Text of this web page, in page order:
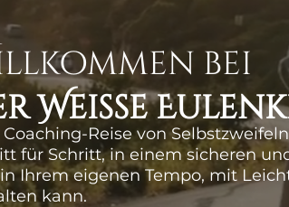
bei
Weiße
Coaching-Reise von
für Schritt, in einem sicheren
Ihrem eigenen Tempo, mit
kann.